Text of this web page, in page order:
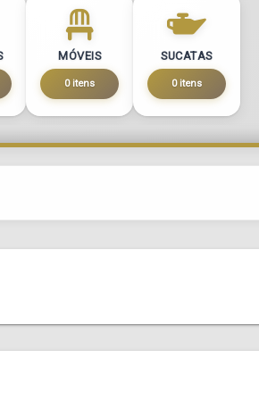
MÓVEIS
0 itens
SUCATAS
0 itens